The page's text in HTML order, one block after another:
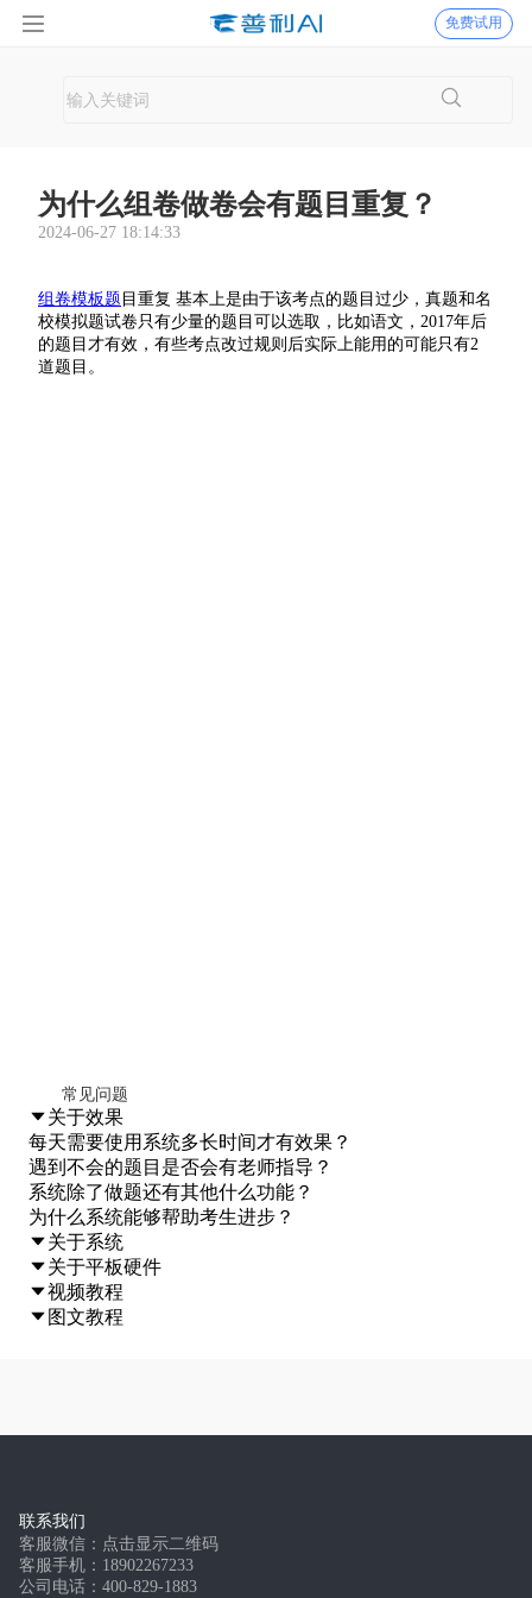
免费试用
为什么组卷做卷会有题目重复？
2024-06-27 18:14:33
组卷模板题 目重复 基本上是由于该考点的题目过少，真题和名
校模拟题试卷只有少量的题目可以选取，比如语文，2017年后
的题目才有效，有些考点改过规则后实际上能用的可能只有2
道题目。
常见问题
关于效果
每天需要使用系统多长时间才有效果？
遇到不会的题目是否会有老师指导？
系统除了做题还有其他什么功能？
为什么系统能够帮助考生进步？
关于系统
关于平板硬件
视频教程
图文教程
联系我们
客服微信： 点击显示二维码
客服手机：18902267233
公司电话：400-829-1883